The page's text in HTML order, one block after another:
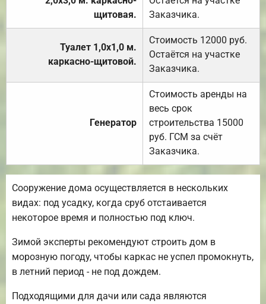
щитовая.
Заказчика.
Туалет 1,0х1,0 м.
каркасно-щитовой.
Стоимость 12000 руб.
Остаётся на участке
Заказчика.
Генератор
Стоимость аренды на
весь срок
строительства 15000
руб. ГСМ за счёт
Заказчика.
Сооружение дома осуществляется в нескольких
видах: под усадку, когда сруб отстаивается
некоторое время и полностью под ключ.
Зимой эксперты рекомендуют строить дом в
морозную погоду, чтобы каркас не успел промокнуть,
в летний период - не под дождем.
Подходящими для дачи или сада являются